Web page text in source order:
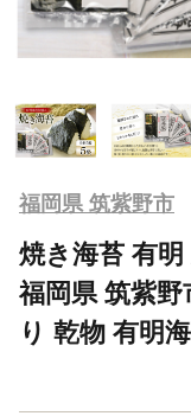
福岡県 筑紫野市
焼き海苔 有
福岡県 筑紫
り 乾物 有明